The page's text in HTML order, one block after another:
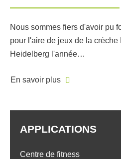
Nous sommes fiers d'avoir pu
pour l'aire de jeux de la crèche
Heidelberg l'année…
En savoir plus
APPLICATIONS
Centre de fitness